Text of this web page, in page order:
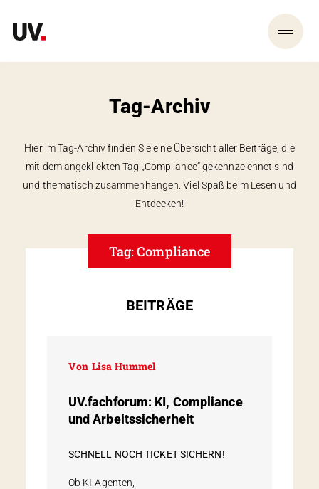
Tag-Archiv
Hier im Tag-Archiv finden Sie eine Übersicht aller Beiträge, die
mit dem angeklickten Tag „Compliance“ gekennzeichnet sind
und thematisch zusammen­hängen. Viel Spaß beim Lesen und
Entdecken!
Tag: Compliance
BEITRÄGE
Von Lisa Hummel
UV.fachforum: KI, Compliance
und Arbeits­sicherheit
SCHNELL NOCH TICKET SICHERN!
Ob KI-Agenten,